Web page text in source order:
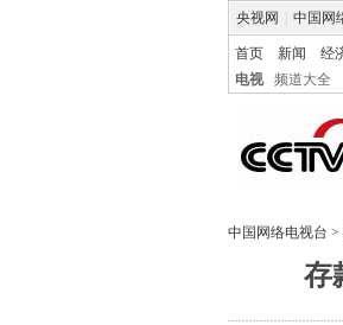
央视网 中国网
首页 新闻 经
电视
频道大全
中国网络电视台 >
存